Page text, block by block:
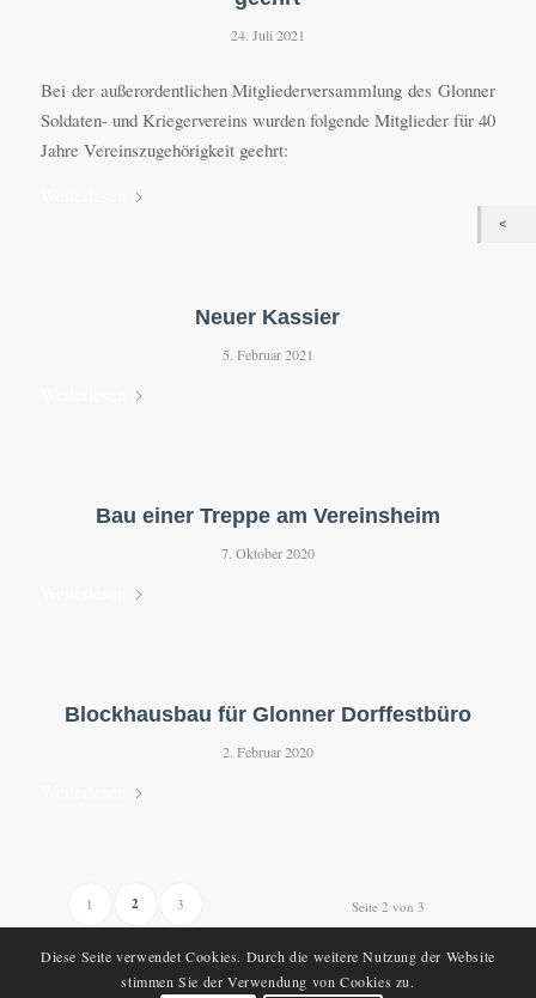
24. Juli 2021
Bei der außerordentlichen Mitgliederversammlung des Glonner
Soldaten- und Kriegervereins wurden folgende Mitglieder für 40
Jahre Vereinszugehörigkeit geehrt:
Neuer Kassier
5. Februar 2021
Bau einer Treppe am Vereinsheim
7. Oktober 2020
Blockhausbau für Glonner Dorffestbüro
2. Februar 2020
Seite 2 von 3
1 2 3
Diese Seite verwendet Cookies. Durch die weitere Nutzung der Website
stimmen Sie der Verwendung von Cookies zu.